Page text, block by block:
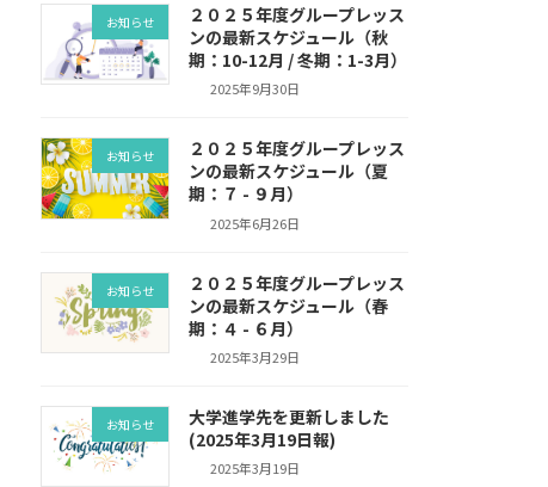
お知らせ
２０２５年度グループレッス
ンの最新スケジュール（秋
期：10-12月 / 冬期：1-3月）
2025年9月30日
お知らせ
２０２５年度グループレッス
ンの最新スケジュール（夏
期：７ - ９月）
2025年6月26日
お知らせ
２０２５年度グループレッス
ンの最新スケジュール（春
期：４ - ６月）
2025年3月29日
お知らせ
大学進学先を更新しました
(2025年3月19日報)
2025年3月19日